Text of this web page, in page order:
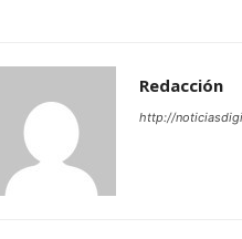
Redacción
http://